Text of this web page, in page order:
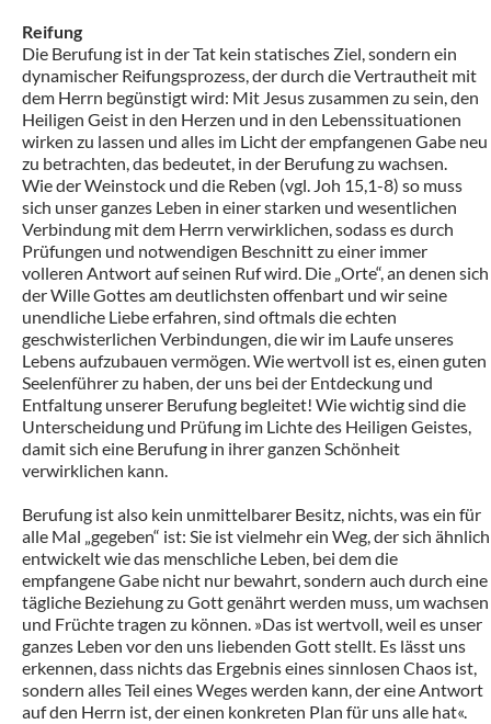
Reifung
Die Berufung ist in der Tat kein statisches Ziel, sondern ein
dynamischer Reifungsprozess, der durch die Vertrautheit mit
dem Herrn begünstigt wird: Mit Jesus zusammen zu sein, den
Heiligen Geist in den Herzen und in den Lebenssituationen
wirken zu lassen und alles im Licht der empfangenen Gabe neu
zu betrachten, das bedeutet, in der Berufung zu wachsen.
Wie der Weinstock und die Reben (vgl. Joh 15,1-8) so muss
sich unser ganzes Leben in einer starken und wesentlichen
Verbindung mit dem Herrn verwirklichen, sodass es durch
Prüfungen und notwendigen Beschnitt zu einer immer
volleren Antwort auf seinen Ruf wird. Die „Orte“, an denen sich
der Wille Gottes am deutlichsten offenbart und wir seine
unendliche Liebe erfahren, sind oftmals die echten
geschwisterlichen Verbindungen, die wir im Laufe unseres
Lebens aufzubauen vermögen. Wie wertvoll ist es, einen guten
Seelenführer zu haben, der uns bei der Entdeckung und
Entfaltung unserer Berufung begleitet! Wie wichtig sind die
Unterscheidung und Prüfung im Lichte des Heiligen Geistes,
damit sich eine Berufung in ihrer ganzen Schönheit
verwirklichen kann.
Berufung ist also kein unmittelbarer Besitz, nichts, was ein für
alle Mal „gegeben“ ist: Sie ist vielmehr ein Weg, der sich ähnlich
entwickelt wie das menschliche Leben, bei dem die
empfangene Gabe nicht nur bewahrt, sondern auch durch eine
tägliche Beziehung zu Gott genährt werden muss, um wachsen
und Früchte tragen zu können. »Das ist wertvoll, weil es unser
ganzes Leben vor den uns liebenden Gott stellt. Es lässt uns
erkennen, dass nichts das Ergebnis eines sinnlosen Chaos ist,
sondern alles Teil eines Weges werden kann, der eine Antwort
auf den Herrn ist, der einen konkreten Plan für uns alle hat«.